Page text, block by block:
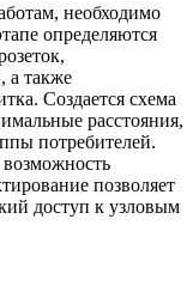
необходимо
определяются
а также
Создается схема
расстояния,
потребителей.
позволяет
доступ к узловым